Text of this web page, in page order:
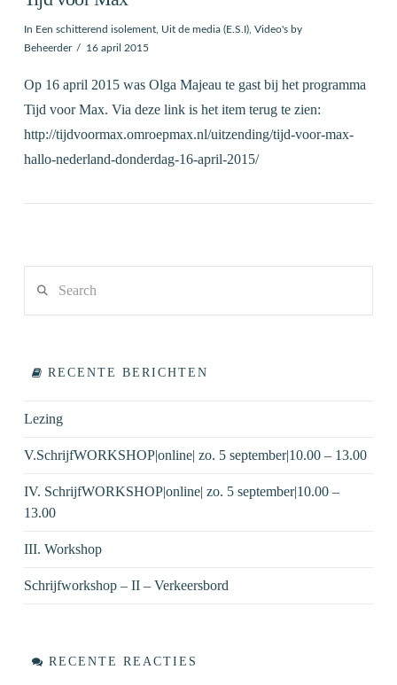
In Een schitterend isolement, Uit de media (E.S.I), Video'sby
Beheerder
16 april 2015
Op 16 april 2015 was Olga Majeau te gast bij het programma
Tijd voor Max. Via deze link is het item terug te zien:
http://tijdvoormax.omroepmax.nl/uitzending/tijd-voor-max-
hallo-nederland-donderdag-16-april-2015/
RECENTE BERICHTEN
Lezing
V.SchrijfWORKSHOP|online| zo. 5 september|10.00 – 13.00
IV. SchrijfWORKSHOP|online| zo. 5 september|10.00 –
13.00
III. Workshop
Schrijfworkshop – II – Verkeersbord
RECENTE REACTIES